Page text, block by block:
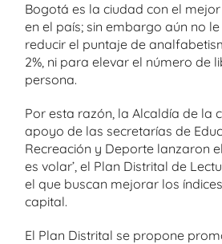
Bogotá es la ciudad con el
en el país; sin embargo aún no
reducir el puntaje de
2%, ni para elevar el número de
persona.
Por esta razón, la Alcaldía de la
apoyo de las secretarías de
Recreación y Deporte lanzaron
es volar’, el Plan Distrital de
el que buscan mejorar los
capital.
El Plan Distrital se propone